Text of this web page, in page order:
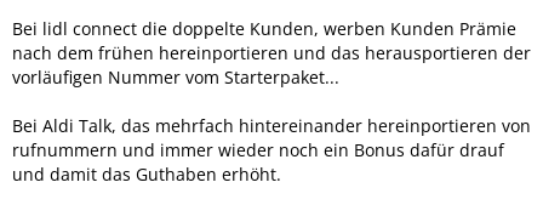
Bei lidl connect die doppelte Kunden, werben Kunden Prämie
nach dem frühen hereinportieren und das herausportieren der
vorläufigen Nummer vom Starterpaket...
Bei Aldi Talk, das mehrfach hintereinander hereinportieren von
rufnummern und immer wieder noch ein Bonus dafür drauf
und damit das Guthaben erhöht.